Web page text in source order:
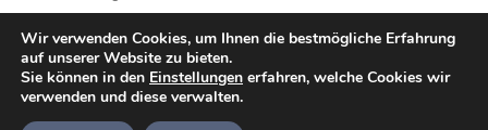
© 2026 wir in garbsen, Inc. Alle Rechte vorbehalten
Wir verwenden Cookies, um Ihnen die bestmögliche Erfahrung
auf unserer Website zu bieten.
Sie können in den Einstellungen erfahren, welche Cookies wir
verwenden und diese verwalten.